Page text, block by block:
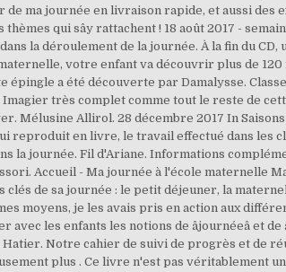
ma journée en livraison rapide, et aussi des
qui sây rattachent ! 18 août 2017 -
la déroulement de la journée. À la fin du
votre enfant va découvrir plus de
épingle a été découverte par Damalysse.
très complet comme tout le reste de
Mélusine Allirol. 28 décembre 2017 In
reproduit en livre, le travail effectué dans les
la journée. Fil d'Ariane. Informations
Accueil - Ma journée à l'école maternelle
de sa journée : le petit déjeuner, la
mes moyens, je les avais pris en action aux
les enfants les notions de âjournéeâ et de
Hatier. Notre cahier de suivi de progrès et de
plus . Ce livre n'est pas véritablement